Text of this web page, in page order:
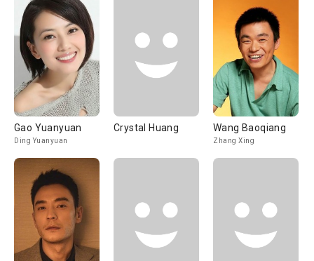
Gao Yuanyuan
Ding Yuanyuan
Crystal Huang Wang Baoqiang
Zhang Xing